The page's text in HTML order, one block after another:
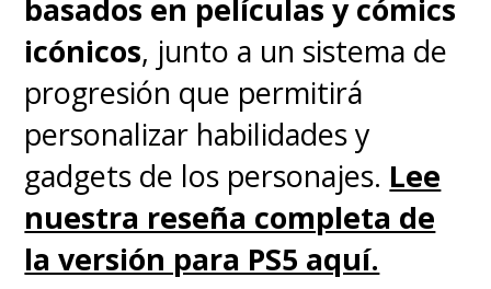
basados en películas y cómics
icónicos, junto a un sistema de
progresión que permitirá
personalizar habilidades y
gadgets de los personajes. Lee
nuestra reseña completa de
la versión para PS5 aquí.